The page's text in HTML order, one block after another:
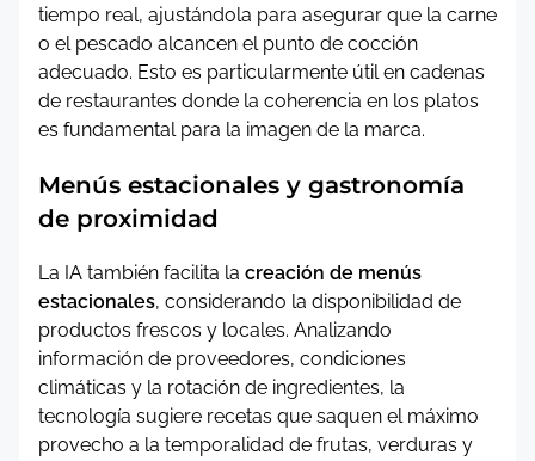
tiempo real, ajustándola para asegurar que la carne
o el pescado alcancen el punto de cocción
adecuado. Esto es particularmente útil en cadenas
de restaurantes donde la coherencia en los platos
es fundamental para la imagen de la marca.
Menús estacionales y gastronomía
de proximidad
La IA también facilita la creación de menús
estacionales, considerando la disponibilidad de
productos frescos y locales. Analizando
información de proveedores, condiciones
climáticas y la rotación de ingredientes, la
tecnología sugiere recetas que saquen el máximo
provecho a la temporalidad de frutas, verduras y